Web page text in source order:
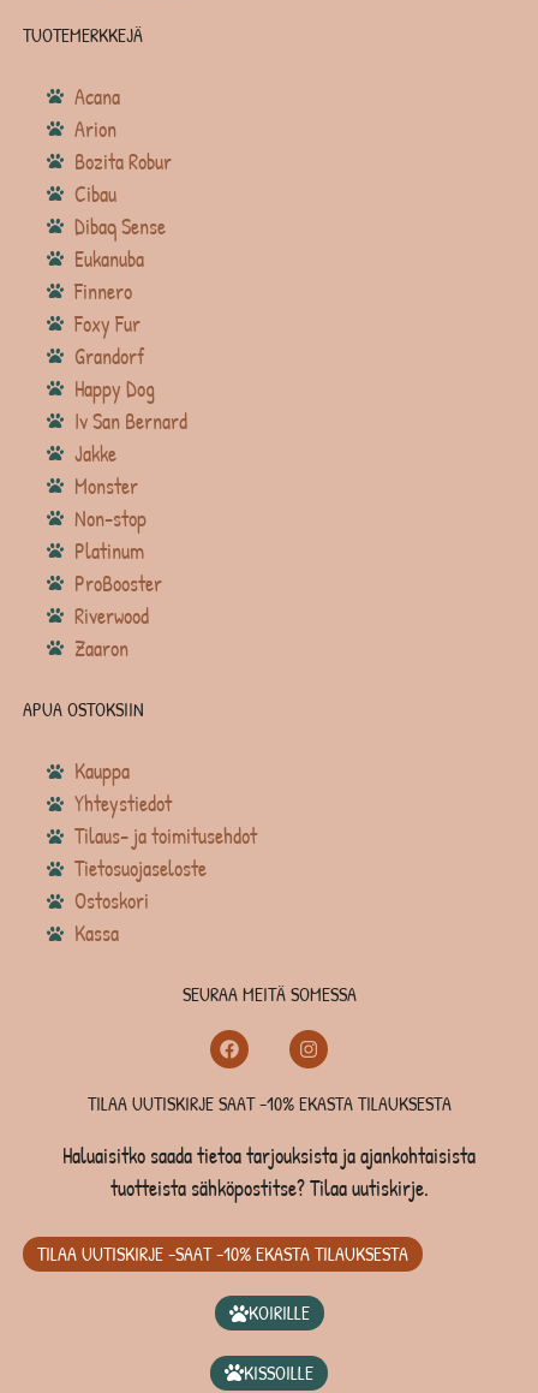
TUOTEMERKKEJÄ
Acana
Arion
Bozita Robur
Cibau
Dibaq Sense
Eukanuba
Finnero
Foxy Fur
Grandorf
Happy Dog
Iv San Bernard
Jakke
Monster
Non-stop
Platinum
ProBooster
Riverwood
Zaaron
APUA OSTOKSIIN
Kauppa
Yhteystiedot
Tilaus- ja toimitusehdot
Tietosuojaseloste
Ostoskori
Kassa
SEURAA MEITÄ SOMESSA
TILAA UUTISKIRJE SAAT -10% EKASTA TILAUKSESTA
Haluaisitko saada tietoa tarjouksista ja ajankohtaisista
tuotteista sähköpostitse? Tilaa uutiskirje.
TILAA UUTISKIRJE -SAAT -10% EKASTA TILAUKSESTA
KOIRILLE
KISSOILLE